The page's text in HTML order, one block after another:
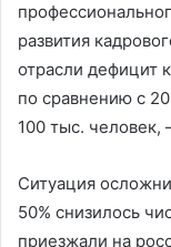
развития
отрасли дефицит
по сравнению с
100 тыс. человек,
Ситуация
50% снизилось
приезжали на